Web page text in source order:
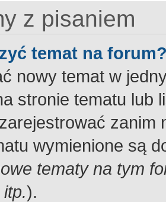
z pisaniem
temat na
nowy temat w
stronie tematu lub
wymienione są
tematy na tym
).